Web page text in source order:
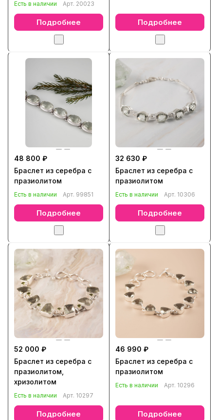
Есть в наличии Арт. 20023
Подробнее Подробнее
48 800 ₽
Браслет из серебра с
празиолитом
Есть в наличии Арт. 99851
Подробнее
32 630 ₽
Браслет из серебра с
празиолитом
Есть в наличии Арт. 10306
Подробнее
52 000 ₽
Браслет из серебра с
празиолитом,
хризолитом
Есть в наличии Арт. 10297
Подробнее
46 990 ₽
Браслет из серебра с
празиолитом
Есть в наличии Арт. 10296
Подробнее